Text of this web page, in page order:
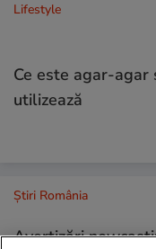
Lifestyle
Ce este agar-agar
utilizează
Știri România
Avertizări